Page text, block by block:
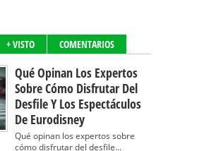
+ VISTO COMENTARIOS
Qué Opinan Los Expertos
Sobre Cómo Disfrutar Del
Desfile Y Los Espectáculos
De Eurodisney
Qué opinan los expertos sobre
cómo disfrutar del desfile...